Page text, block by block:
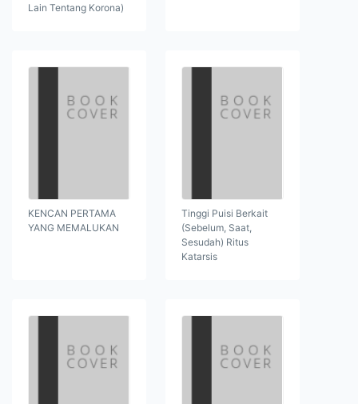
Lain Tentang Korona)
KENCAN PERTAMA
YANG MEMALUKAN
Tinggi Puisi Berkait
(Sebelum, Saat,
Sesudah) Ritus
Katarsis